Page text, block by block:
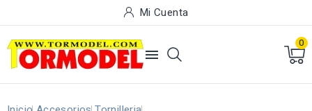
Mi Cuenta

0